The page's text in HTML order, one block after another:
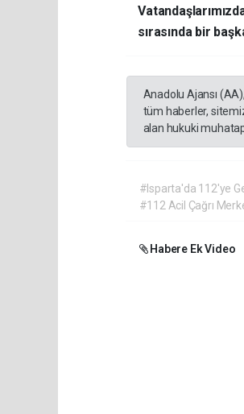
sırasında bir
Anadolu Ajansı
tüm haberler,
alan hukuki
#Isparta'da 112'ye
#112 Acil Çağrı
Habere Ek Video